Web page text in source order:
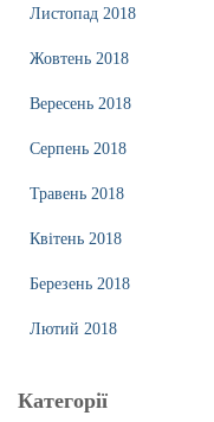
Листопад 2018
Жовтень 2018
Вересень 2018
Серпень 2018
Травень 2018
Квітень 2018
Березень 2018
Лютий 2018
Категорії